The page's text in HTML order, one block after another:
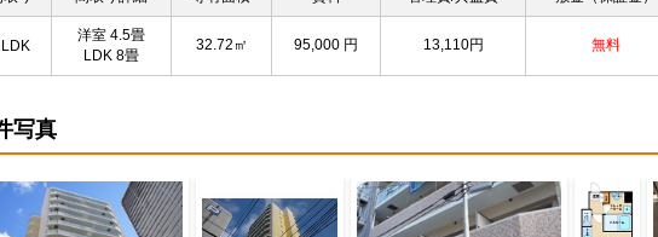
洋室 4.5畳
LDK 8畳
32.72㎡ 95,000 円 13,110円 無料
写真